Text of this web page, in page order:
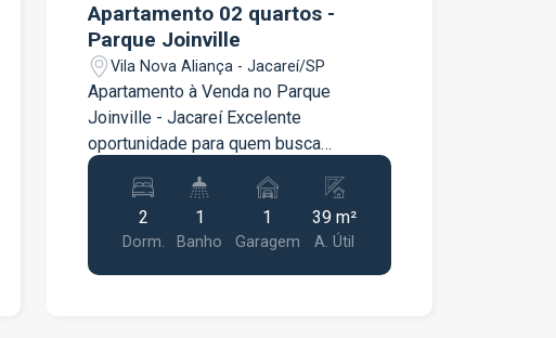
Apartamento 02 quartos -
Parque Joinville
Vila Nova Aliança - Jacareí/SP
Apartamento à Venda no Parque
Joinville - Jacareí Excelente
oportunidade para quem busca
conforto, praticidade e um ótimo custo-
benefício! Este apartamento é ideal
para morar ou investir, oferecendo
ambientes bem distribuídos e
localização privilegiada, com fácil
2
Dorm.
1
Banho
1
Garagem
39 m²
A. Útil